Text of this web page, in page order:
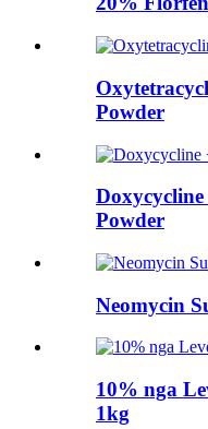
Powder
Powder
Neomycin
10% nga
1kg